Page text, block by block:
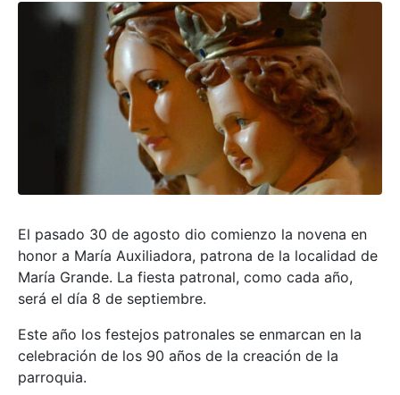
El pasado 30 de agosto dio comienzo la novena en
honor a María Auxiliadora, patrona de la localidad de
María Grande. La fiesta patronal, como cada año,
será el día 8 de septiembre.
Este año los festejos patronales se enmarcan en la
celebración de los 90 años de la creación de la
parroquia.